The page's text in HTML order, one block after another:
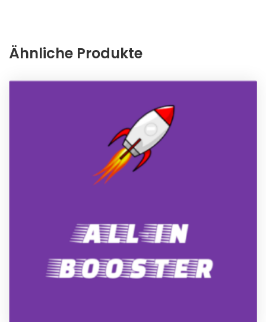
Ähnliche Produkte